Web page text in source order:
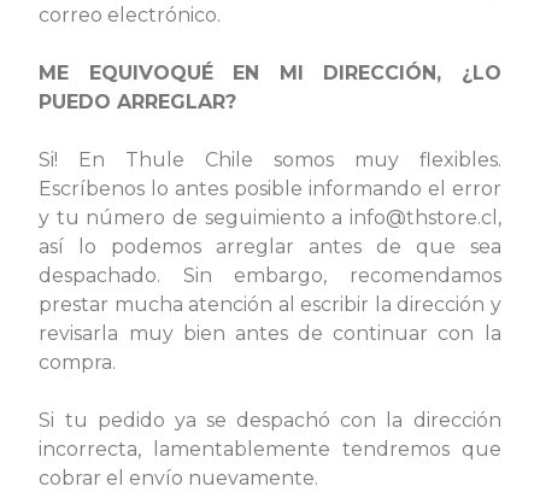
correo electrónico.
ME EQUIVOQUÉ EN MI DIRECCIÓN, ¿LO
PUEDO ARREGLAR?
Si! En Thule Chile somos muy flexibles.
Escríbenos lo antes posible informando el error
y tu número de seguimiento a info@thstore.cl,
así lo podemos arreglar antes de que sea
despachado. Sin embargo, recomendamos
prestar mucha atención al escribir la dirección y
revisarla muy bien antes de continuar con la
compra.
Si tu pedido ya se despachó con la dirección
incorrecta, lamentablemente tendremos que
cobrar el envío nuevamente.